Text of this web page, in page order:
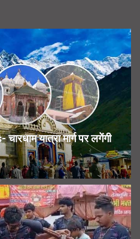
यात्रा मार्ग पर लगेंगी